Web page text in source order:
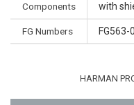
Components
with
FG Numbers FG563-
HARMAN